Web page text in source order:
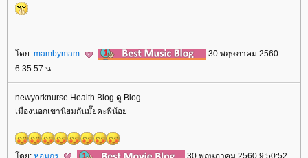
ดย: mambymam
30 พฤษภาคม 2560
6:35:57 น.
newyorknurse Health Blog ดู Blog
เมืองนอกเขานิยมกันมั๊ยคะพี่น้อ
ดย: หอมกร
30 พฤษภาคม 2560 9:50:52